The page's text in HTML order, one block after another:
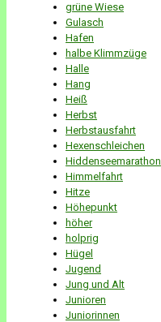
grüne Wiese
Gulasch
Hafen
halbe Klimmzüge
Halle
Hang
Heiß
Herbst
Herbstausfahrt
Hexenschleichen
Hiddenseemarathon
Himmelfahrt
Hitze
Höhepunkt
höher
holprig
Hügel
Jugend
Jung und Alt
Junioren
Juniorinnen